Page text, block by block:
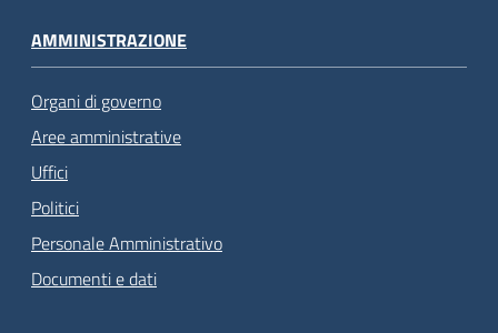
AMMINISTRAZIONE
Organi di governo
Aree amministrative
Uffici
Politici
Personale Amministrativo
Documenti e dati